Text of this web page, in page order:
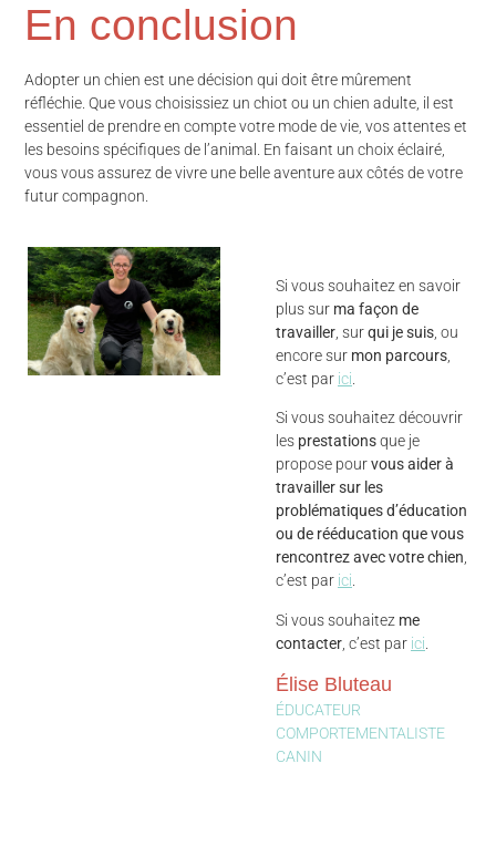
En conclusion
Adopter un chien est une décision qui doit être mûrement
réfléchie. Que vous choisissiez un chiot ou un chien adulte, il est
essentiel de prendre en compte votre mode de vie, vos attentes et
les besoins spécifiques de l’animal. En faisant un choix éclairé,
vous vous assurez de vivre une belle aventure aux côtés de votre
futur compagnon.
Si vous souhaitez en savoir
plus sur ma façon de
travailler , surqui je suis , ou
encore sur mon parcours
c’est par ici
Si vous souhaitez découvrir
les prestationsque je
propose pourvous aider à
travailler sur les
problématiques d’éducation
ou de rééducation que vous
rencontrez avec votre chien,
c’est par ici.
Si vous souhaitez me
contacter , c’est par ici
Élise Bluteau
ÉDUCATEUR
COMPORTEMENTALISTE
CANIN